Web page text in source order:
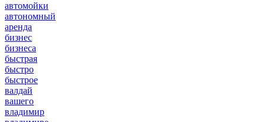
автомойки
автономный
аренда
бизнес
бизнеса
быстрая
быстро
быстрое
валдай
вашего
владимир